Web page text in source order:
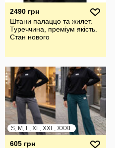
2490 грн
Штани палаццо та жилет.
Туреччина, преміум якість.
Стан нового
S, M, L, XL, XXL, XXXL
605 грн